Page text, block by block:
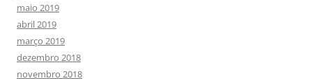
maio 2019
abril 2019
março 2019
dezembro 2018
novembro 2018